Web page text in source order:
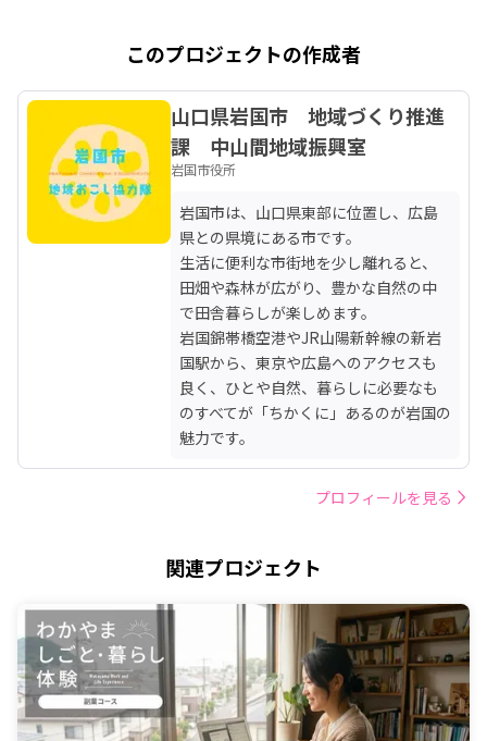
このプロジェクトの作成者
山口県岩国市 地域づくり推進
課 中山間地域振興室
岩国市役所
岩国市は、山口県東部に位置し、広島
県との県境にある市です。
生活に便利な市街地を少し離れると、
田畑や森林が広がり、豊かな自然の中
で田舎暮らしが楽しめます。
岩国錦帯橋空港やJR山陽新幹線の新岩
国駅から、東京や広島へのアクセスも
良く、ひとや自然、暮らしに必要なも
のすべてが「ちかくに」あるのが岩国の
魅力です。
プロフィールを見る
関連プロジェクト